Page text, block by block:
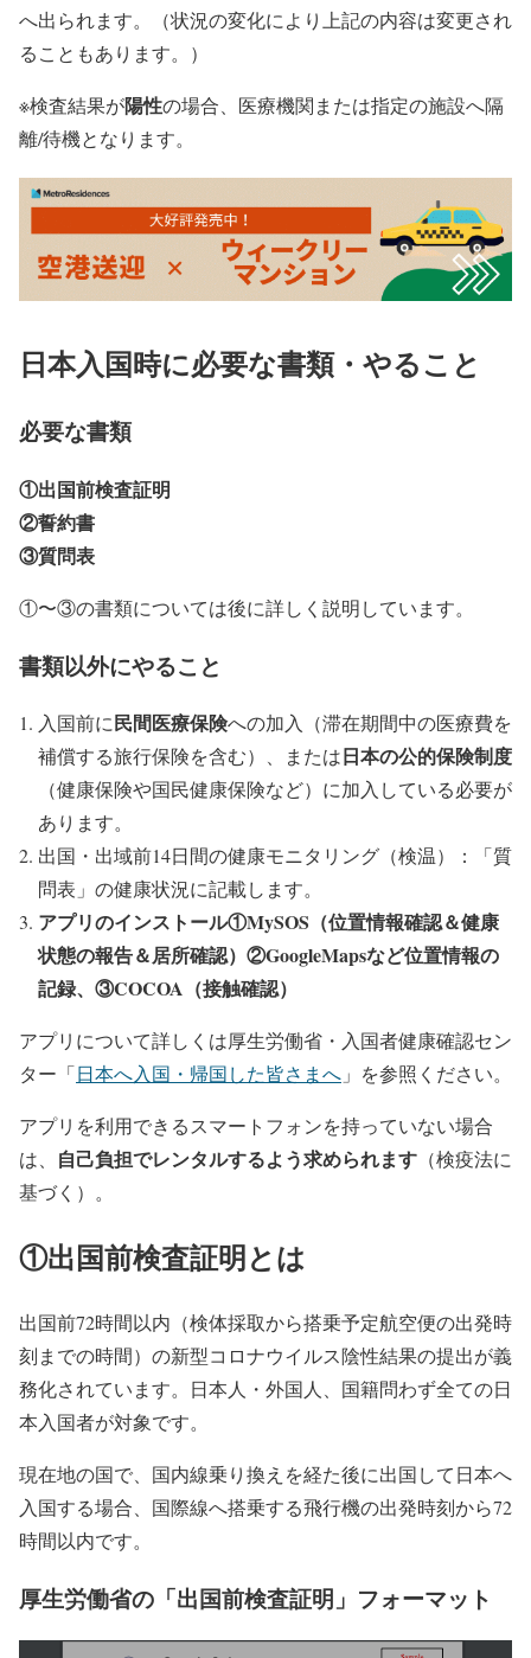
へ出られます。（状況の変化により上記の内容は変更され
ることもあります。）
※検査結果が陽性の場合、医療機関または指定の施設へ隔
離/待機となります。
日本入国時に必要な書類・やること
必要な書類
①出国前検査証明
②誓約書
③質問表
①〜③の書類については後に詳しく説明しています。
書類以外にやること
入国前に民間医療保険への加入（滞在期間中の医療費を
補償する旅行保険を含む）、または日本の公的保険制度
（健康保険や国民健康保険など）に加入している必要が
あります。
出国・出域前14日間の健康モニタリング（検温）：「質
問表」の健康状況に記載します。
アプリのインストール①MySOS（位置情報確認＆健康
状態の報告＆居所確認）②GoogleMapsなど位置情報の
記録、③COCOA（接触確認）
アプリについて詳しくは厚生労働省・入国者健康確認セン
ター「日本へ入国・帰国した皆さまへ 」を参照ください。
アプリを利用できるスマートフォンを持っていない場合
は、 自己負担でレンタルするよう求められます （検疫法に
基づく）。
①出国前検査証明とは
出国前72時間以内（検体採取から搭乗予定航空便の出発時
刻までの時間）の新型コロナウイルス陰性結果の提出が義
務化されています。日本人・外国人、国籍問わず全ての日
本入国者が対象です。
現在地の国で、国内線乗り換えを経た後に出国して日本へ
入国する場合、国際線へ搭乗する飛行機の出発時刻から72
時間以内です。
厚生労働省の「出国前検査証明」フォーマット